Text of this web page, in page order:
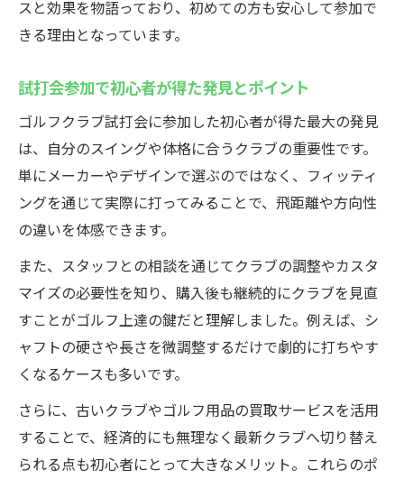
スと効果を物語っており、初めての方も安心して参加で
きる理由となっています。
試打会参加で初心者が得た発見とポイント
ゴルフクラブ試打会に参加した初心者が得た最大の発見
は、自分のスイングや体格に合うクラブの重要性です。
単にメーカーやデザインで選ぶのではなく、フィッティ
ングを通じて実際に打ってみることで、飛距離や方向性
の違いを体感できます。
また、スタッフとの相談を通じてクラブの調整やカスタ
マイズの必要性を知り、購入後も継続的にクラブを見直
すことがゴルフ上達の鍵だと理解しました。例えば、シ
ャフトの硬さや長さを微調整するだけで劇的に打ちやす
くなるケースも多いです。
さらに、古いクラブやゴルフ用品の買取サービスを活用
することで、経済的にも無理なく最新クラブへ切り替え
られる点も初心者にとって大きなメリット。これらのポ